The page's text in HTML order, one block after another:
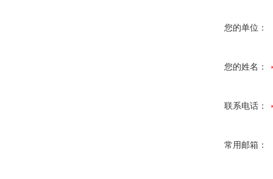
您的单位：
您的姓名：
联系电话：
常用邮箱：